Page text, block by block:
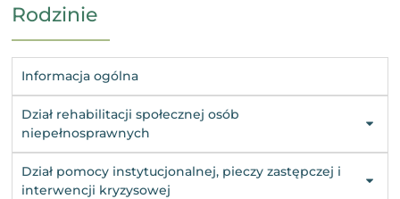
Rodzinie
Informacja ogólna
Dział rehabilitacji społecznej osób
niepełnosprawnych
Dział pomocy instytucjonalnej, pieczy zastępczej i
interwencji kryzysowej